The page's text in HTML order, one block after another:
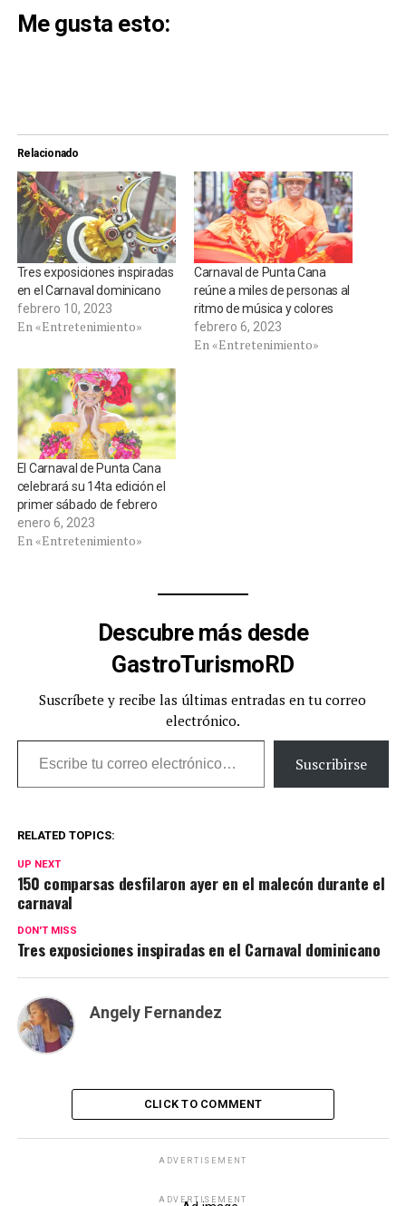
Me gusta esto:
Relacionado
Tres exposiciones inspiradas
en el Carnaval dominicano
febrero 10, 2023
En «Entretenimiento»
Carnaval de Punta Cana
reúne a miles de personas al
ritmo de música y colores
febrero 6, 2023
En «Entretenimiento»
El Carnaval de Punta Cana
celebrará su 14ta edición el
primer sábado de febrero
enero 6, 2023
En «Entretenimiento»
Descubre más desde
GastroTurismoRD
Suscríbete y recibe las últimas entradas en tu correo
electrónico.
Escribe tu correo electrónico…
Suscribirse
RELATED TOPICS:
UP NEXT
150 comparsas desfilaron ayer en el malecón durante el
carnaval
DON'T MISS
Tres exposiciones inspiradas en el Carnaval dominicano
Angely Fernandez
CLICK TO COMMENT
ADVERTISEMENT
ADVERTISEMENT